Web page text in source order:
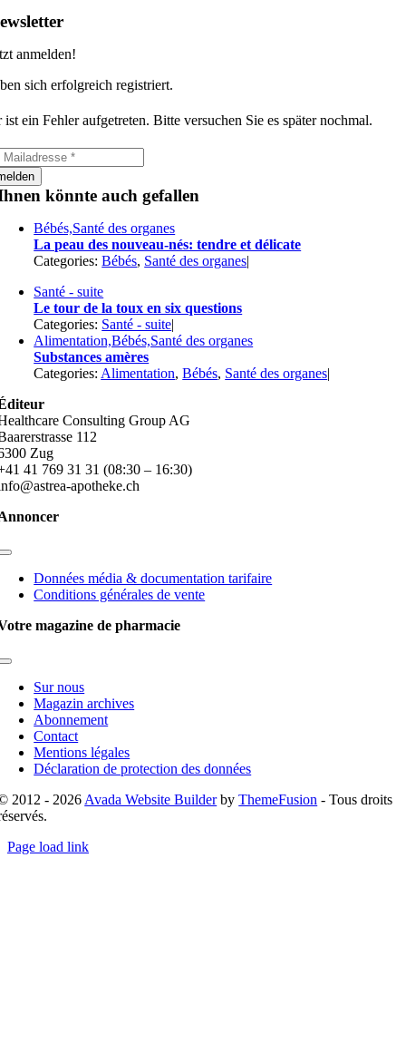
anmelden!
sich erfolgreich registriert.
ist ein Fehler aufgetreten. Bitte versuchen Sie es später nochmal.
könnte auch gefallen
Bébés,Santé des organes
La peau des nouveau-nés: tendre et délicate
Categories:Bébés, Santé des organes|
Santé - suite
Le tour de la toux en six questions
Categories: Santé - suite|
Alimentation,Bébés,Santé des organes
Substances amères
Categories: Alimentation,Bébés, Santé des organes|
Consulting Group AG
112
Zug
41 769 31 31 (08:30 – 16:30)
apotheke.ch
Toggle
NavigationDonnées média & documentation tarifaire
Conditions générales de vente
magazine de pharmacie
Toggle
NavigationSur nous
Magazin archives
Abonnement
Contact
Mentions légales
Déclaration de protection des données
2012 - 2026 Avada Website BuilderbyThemeFusion - Tous droits
Page load link